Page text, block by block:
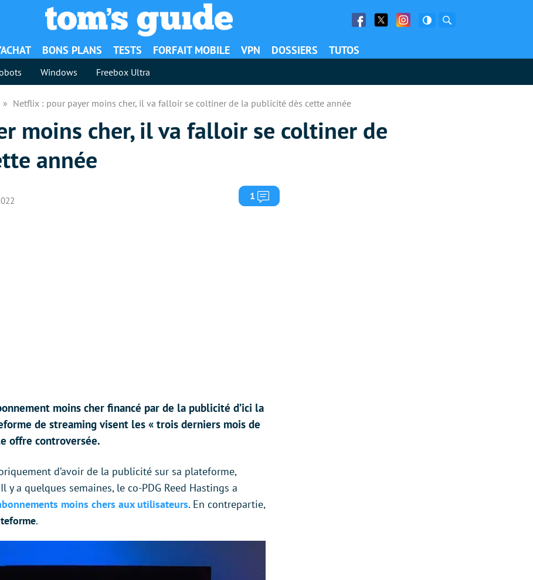
Facebook
Twitter Facebook
BONS PLANS TESTS FORFAIT MOBILE VPN DOSSIERS TUTOS
Windows Freebox Ultra
Netflix : pour payer moins cher, il va falloir se coltiner de la publicité dès cette année
moins cher, il va falloir se coltiner de
année
1 Commentaires
moins cher financé par de la publicité d’ici la
de streaming visent les « trois derniers mois de
offre controversée.
d’avoir de la publicité sur sa plateforme,
y a quelques semaines, le co-PDG Reed Hastings a
moins chers aux utilisateurs. En contrepartie,
.